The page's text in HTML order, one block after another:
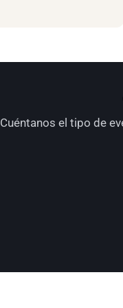
Cuéntanos el tipo de